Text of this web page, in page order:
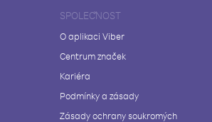
SPOLEČNOST
O aplikaci Viber
Centrum značek
Kariéra
Podmínky a zásady
Zásady ochrany soukromých